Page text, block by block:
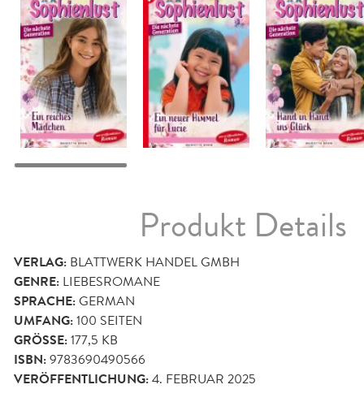
Produkt Details
VERLAG: BLATTWERK HANDEL GMBH
GENRE: LIEBESROMANE
SPRACHE:GERMAN
UMFANG:100 SEITEN
GRÖSSE: 177,5 KB
ISBN:9783690490566
VERÖFFENTLICHUNG:4. FEBRUAR 2025